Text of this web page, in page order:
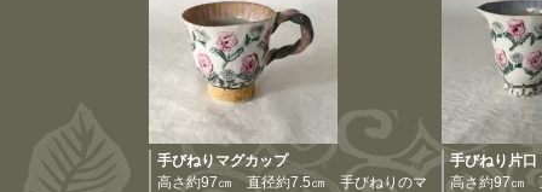
手びねりマグカップ
高さ約97㎝ 直径約7.5㎝ 手びねりのマ
手びねり片口
高さ約97㎝